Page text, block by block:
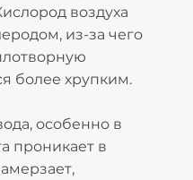
воздуха
из-за чего
более хрупким.​
особенно в
проникает в